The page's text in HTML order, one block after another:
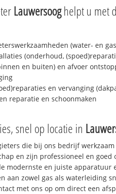
Lauwersooghelpt u met
(water- en
(onderhoud,
en buiten) en afvoer
en vervanging
reparatie en schoonmaken
snel op locatie in
die bij ons bedrijf
en zijn professioneel en goed
modernste en juiste apparatuur
aan zowel gas als waterleiding
met ons op om direct een